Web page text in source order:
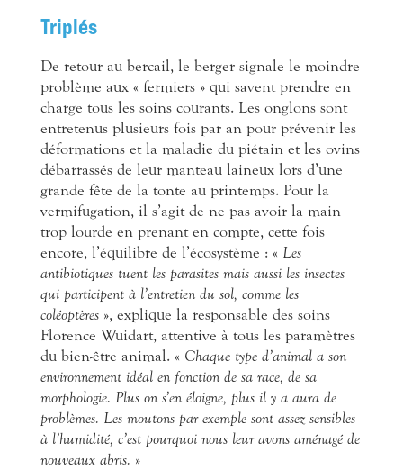
Triplés
De retour au bercail, le berger signale le moindre
problème aux « fermiers » qui savent prendre en
charge tous les soins courants. Les onglons sont
entretenus plusieurs fois par an pour prévenir les
déformations et la maladie du piétain et les ovins
débarrassés de leur manteau laineux lors d’une
grande fête de la tonte au printemps. Pour la
vermifugation, il s’agit de ne pas avoir la main
trop lourde en prenant en compte, cette fois
encore, l’équilibre de l’écosystème : « Les
antibiotiques tuent les parasites mais aussi les insectes
qui participent à l’entretien du sol, comme les
coléoptères », explique la responsable des soins
Florence Wuidart, attentive à tous les paramètres
du bien-être animal. « Chaque type d’animal a son
environnement idéal en fonction de sa race, de sa
morphologie. Plus on s’en éloigne, plus il y a aura de
problèmes. Les moutons par exemple sont assez sensibles
à l’humidité, c’est pourquoi nous leur avons aménagé de
nouveaux abris. »